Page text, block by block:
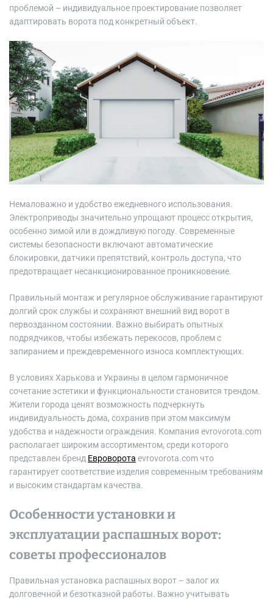
проблемой – индивидуальное проектирование позволяет
адаптировать ворота под конкретный объект.
Немаловажно и удобство ежедневного использования.
Электроприводы значительно упрощают процесс открытия,
особенно зимой или в дождливую погоду. Современные
системы безопасности включают автоматические
блокировки, датчики препятствий, контроль доступа, что
предотвращает несанкционированное проникновение.
Правильный монтаж и регулярное обслуживание гарантируют
долгий срок службы и сохраняют внешний вид ворот в
первозданном состоянии. Важно выбирать опытных
подрядчиков, чтобы избежать перекосов, проблем с
запиранием и преждевременного износа комплектующих.
В условиях Харькова и Украины в целом гармоничное
сочетание эстетики и функциональности становится трендом.
Жители города ценят возможность подчеркнуть
индивидуальность дома, сохранив при этом максимум
удобства и надежности ограждения. Компания evrovorota.com
располагает широким ассортиментом, среди которого
представлен бренд Евроворота evrovorota.com что
гарантирует соответствие изделия современным требованиям
и высоким стандартам качества.
Особенности установки и
эксплуатации распашных ворот:
советы профессионалов
Правильная установка распашных ворот – залог их
долговечной и безотказной работы. Важно учитывать